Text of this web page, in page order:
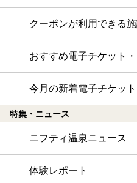
クーポンが利用できる
おすすめ電子チケット
今月の新着電子チケッ
特集・ニュース
ニフティ温泉ニュース
体験レポート